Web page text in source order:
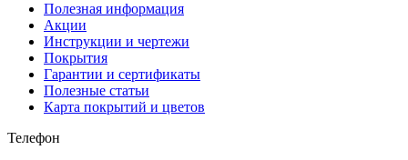
Полезная информация
Акции
Инструкции и чертежи
Покрытия
Гарантии и сертификаты
Полезные статьи
Карта покрытий и цветов
Телефон